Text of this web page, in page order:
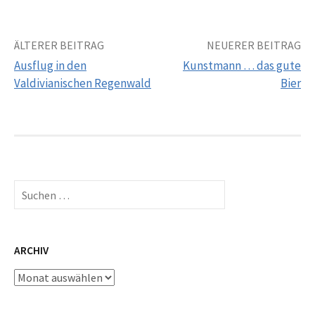
Beitrags-
Navigation
ÄLTERER BEITRAG
Ausflug in den
Valdivianischen Regenwald
NEUERER BEITRAG
Kunstmann … das gute
Bier
Suchen
nach:
ARCHIV
Archiv